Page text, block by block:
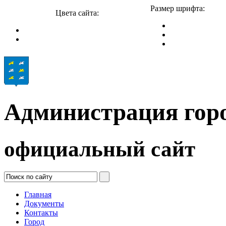
Цвета сайта:
Размер шрифта:
Администрация
официальный сайт
Главная
Документы
Контакты
Город